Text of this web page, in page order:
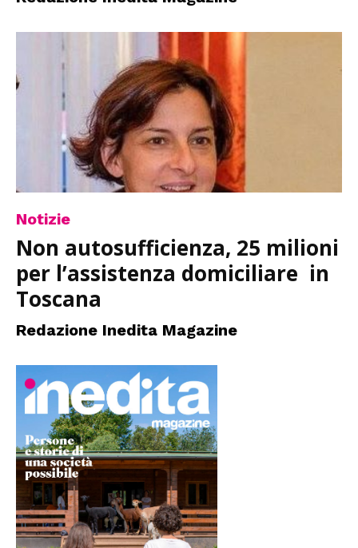
Notizie
Non autosufficienza, 25 milioni
per l’assistenza domiciliare in
Toscana
Redazione Inedita Magazine